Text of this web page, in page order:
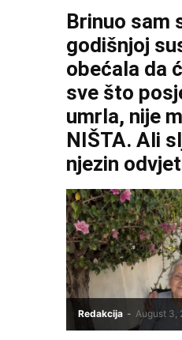
Brinuo sam
godišnjoj
obećala da
sve što
umrla, nije
NIŠTA. Ali
njezin
Redakcija - August 3,